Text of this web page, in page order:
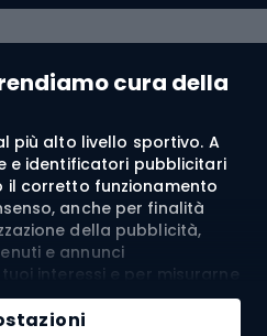
cura della
più alto livello sportivo. A
e identificatori pubblicitari
il corretto funzionamento
anche per finalità
della pubblicità,
e annunci
interessi e per misurarne
pubblicitari
sia per attività
al carrello